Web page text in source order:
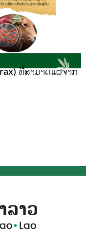
ທີ່ສາມາດແຜ່ຈາກ